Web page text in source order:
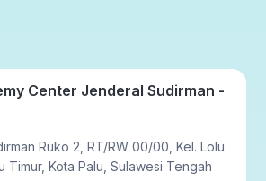
Center Jenderal Sudirman -
Ruko 2, RT/RW 00/00, Kel. Lolu
Timur, Kota Palu, Sulawesi Tengah